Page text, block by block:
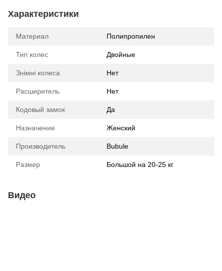
Характеристики
Материал Полипропилен
Тип колес Двойные
Знімні колеса Нет
Расширитель Нет
Кодовый замок Да
Назначение Женский
Производитель Bubule
Размер Большой на 20-25 кг
Видео